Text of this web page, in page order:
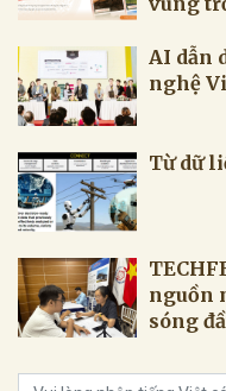
AI dẫn
nghệ
Từ dữ
nguồn
sóng